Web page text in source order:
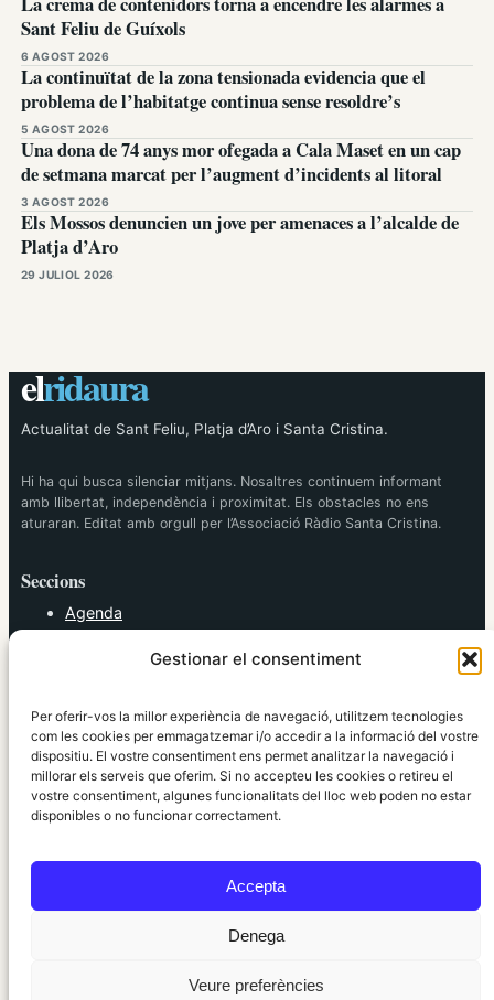
Gestionar el consentiment
Per oferir-vos la millor experiència de navegació, utilitzem tecnologies
com les cookies per emmagatzemar i/o accedir a la informació del vostre
dispositiu. El vostre consentiment ens permet analitzar la navegació i
millorar els serveis que oferim. Si no accepteu les cookies o retireu el
vostre consentiment, algunes funcionalitats del lloc web poden no estar
disponibles o no funcionar correctament.
Accepta
Denega
Veure preferències
Sant Feliu de Guíxols
6 AGOST 2026
La continuïtat de la zona tensionada evidencia que el
problema de l’habitatge continua sense resoldre’s
5 AGOST 2026
Una dona de 74 anys mor ofegada a Cala Maset en un cap
de setmana marcat per l’augment d’incidents al litoral
3 AGOST 2026
Els Mossos denuncien un jove per amenaces a l’alcalde de
Platja d’Aro
29 JULIOL 2026
elridaura
Actualitat de Sant Feliu, Platja d’Aro i Santa Cristina.
Hi ha qui busca silenciar mitjans. Nosaltres continuem informant
amb llibertat, independència i proximitat. Els obstacles no ens
aturaran. Editat amb orgull per l’Associació Ràdio Santa Cristina.
Seccions
Agenda
Política
Societat
Tendències
elRidaura.com